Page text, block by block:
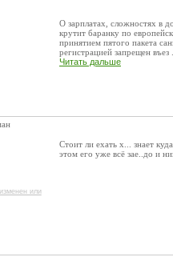
О зарплатах, сложностях в
крутит баранку по
принятием пятого пакета
регистрацией запрещен въез
Читать дальше
или
Стоит ли ехать х... знает
этом его уже всё зае..до и